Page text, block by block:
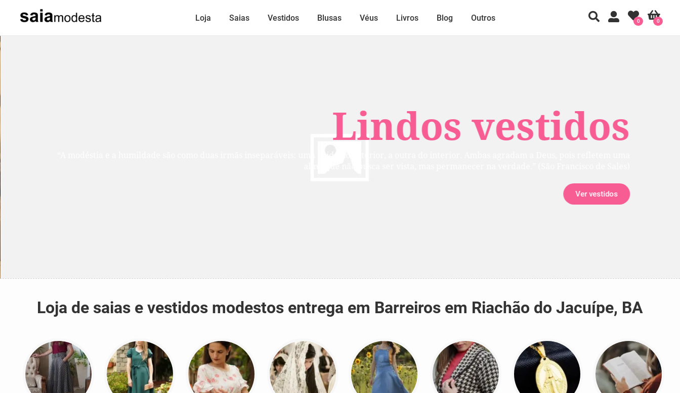
Lindos vestidos
Ver vestidos
Loja Saias Vestidos Blusas Véus Livros Blog Outros 0
0
Loja de saias e vestidos modestos entrega em Barreiros em Riachão do Jacuípe, BA